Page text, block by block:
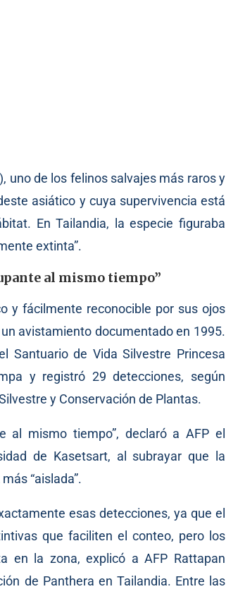
uno de los felinos salvajes más raros y
asiático y cuya supervivencia está
En Tailandia, la especie figuraba
extinta”.
al mismo tiempo”
y fácilmente reconocible por sus ojos
avistamiento documentado en 1995.
Santuario de Vida Silvestre Princesa
y registró 29 detecciones, según
y Conservación de Plantas.
al mismo tiempo”, declaró a AFP el
de Kasetsart, al subrayar que la
“aislada”.
esas detecciones, ya que el
que faciliten el conteo, pero los
en la zona, explicó a AFP Rattapan
de Panthera en Tailandia. Entre las